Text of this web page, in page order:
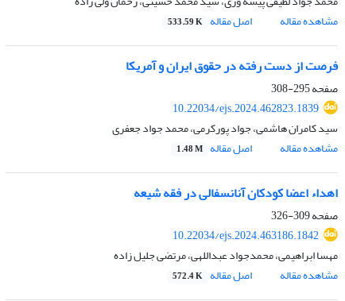
مشاهده مقاله
اصل مقاله 533.59 K
فرصت‌ از دست‌ رفته‌ در حقوق ایران و آمریکا
صفحه295-308
10.22034/ejs.2024.462823.1839
سید کامران هاشمی، جواد پور‏کرمی، محمد جواد جعفری
مشاهده مقاله
اصل مقاله 1.48 M
اهداء اعضا کودکان آنانسفالی در فقه شیعه
صفحه309-326
10.22034/ejs.2024.463186.1842
مهسا ابراهیمی، محمدجواد عبداللهی، مرتضی جلیل زاده
مشاهده مقاله
اصل مقاله 572.4 K